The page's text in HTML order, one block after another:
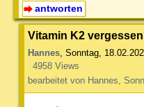
antworten
Vitamin K2
Hannes, Sonntag,
4958 Views
bearbeitet von Hannes,